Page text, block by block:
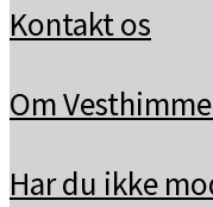
Kontakt os
Om
Har du ikke